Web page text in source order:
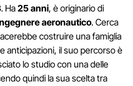
. Ha25 anni, è originario di
aeronautico. Cerca
costruire una famiglia
anticipazioni, il suo percorso è
lo studio con una delle
quindi la sua scelta tra